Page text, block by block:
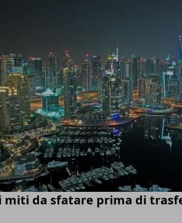
miti da sfatare prima di